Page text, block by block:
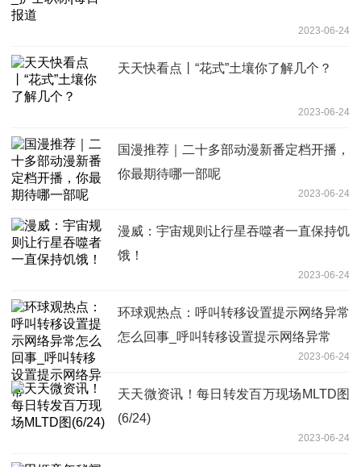
2023-06-24
天天快看点丨“花式”土壤你了解几个？
2023-06-24
国漫推荐｜二十多部动漫新番定档开播，
你最期待哪一部呢
2023-06-24
漫威：宇宙规则让行星吞噬者一直保持饥
饿！
2023-06-24
环球观热点：呼叫转移设置提示网络异常
怎么回事_呼叫转移设置提示网络异常
2023-06-24
天天微资讯！每日转发百万现场MLTD图
(6/24)
2023-06-24